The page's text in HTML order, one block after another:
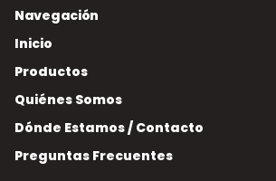
Inicio
Productos
Quiénes Somos
Dónde Estamos / Contacto
Preguntas Frecuentes